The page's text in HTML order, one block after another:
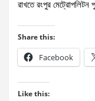
রাখতে রংপুর মেট্রোপলিটন
Share this:
Facebook
Like this: